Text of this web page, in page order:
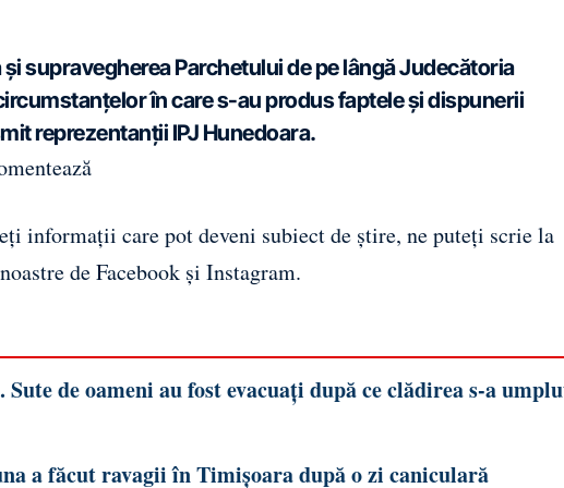
supravegherea Parchetului de pe lângă Judecătoria
în care s-au produs faptele și dispunerii
reprezentanții IPJ Hunedoara.
informații care pot deveni subiect de știre, ne puteți scrie la
deFacebook și Instagram.
de oameni au fost evacuați după ce clădirea s-a
a făcut ravagii în Timișoara după o zi caniculară